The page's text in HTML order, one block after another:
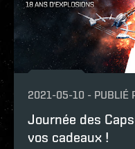
2021-05-10 - PUBLIÉ
Journée des
vos cadeaux !